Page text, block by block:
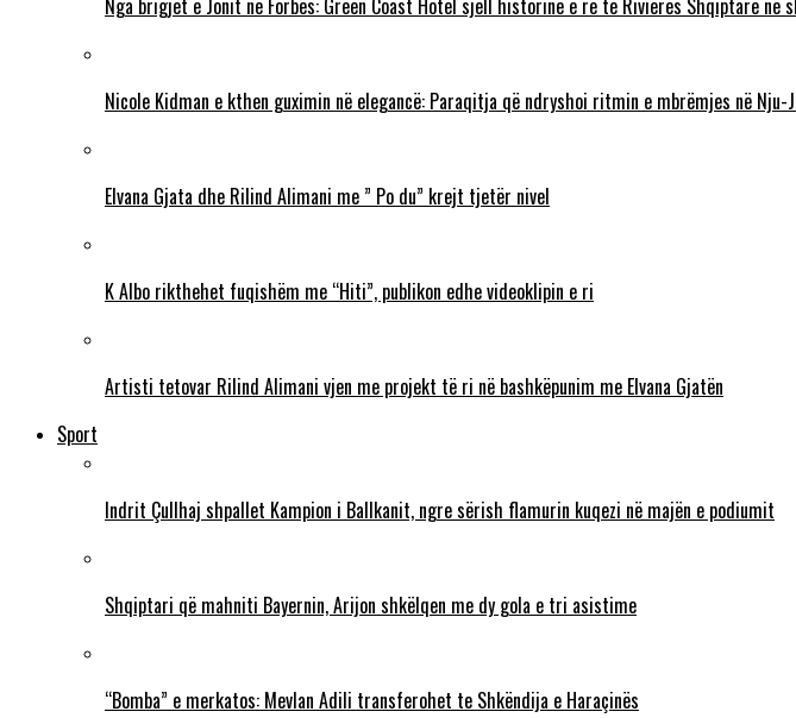
Nga brigjet e Jonit në Forbes: Green Coast Hotel sjell historinë e re të Rivierës Shqiptare në
Nicole Kidman e kthen guximin në elegancë: Paraqitja që ndryshoi ritmin e mbrëmjes në Nju-
Elvana Gjata dhe Rilind Alimani me ” Po du” krejt tjetër nivel
K Albo rikthehet fuqishëm me “Hiti”, publikon edhe videoklipin e ri
Artisti tetovar Rilind Alimani vjen me projekt të ri në bashkëpunim me Elvana Gjatën
Sport
Indrit Çullhaj shpallet Kampion i Ballkanit, ngre sërish flamurin kuqezi në majën e podiumit
Shqiptari që mahniti Bayernin, Arijon shkëlqen me dy gola e tri asistime
“Bomba” e merkatos: Mevlan Adili transferohet te Shkëndija e Haraçinës